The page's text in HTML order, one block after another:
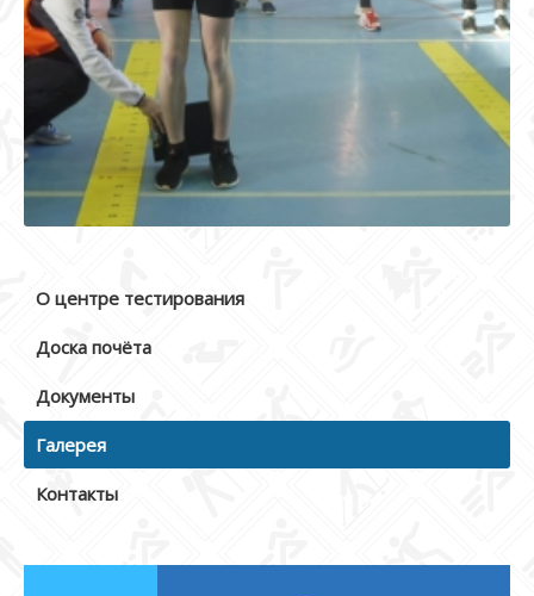
О центре тестирования
Доска почёта
Документы
Галерея
Контакты